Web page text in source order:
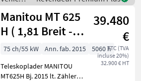
vielseitiges Arb
agricoles
à
moteur /
Manitou
Manitou MT 625
H ( 1,81 Breit -
1,92 Hoch )
39.480
€
TTC (TVA
incluse 20%)
32.900 € HT
75 ch/55 kW Ann. fab. 2015
5060 h
Teleskoplader MANITOU
MT625H Bj. 2015 lt. Zähler